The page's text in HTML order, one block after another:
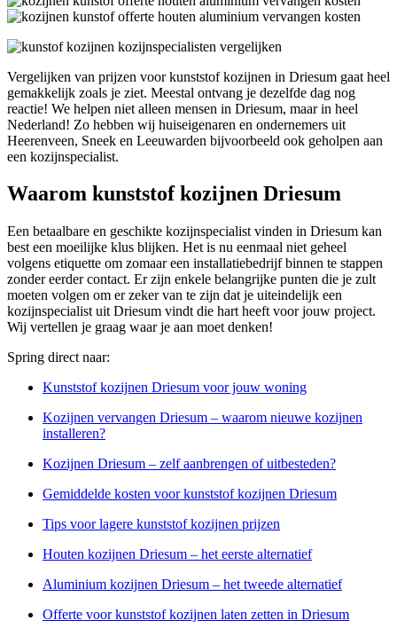
Vergelijken van prijzen voor kunststof kozijnen in Driesum gaat heel
gemakkelijk zoals je ziet. Meestal ontvang je dezelfde dag nog
reactie! We helpen niet alleen mensen in Driesum, maar in heel
Nederland! Zo hebben wij huiseigenaren en ondernemers uit
Heerenveen, Sneek en Leeuwarden bijvoorbeeld ook geholpen aan
een kozijnspecialist.
Waarom kunststof kozijnen Driesum
Een betaalbare en geschikte kozijnspecialist vinden in Driesum kan
best een moeilijke klus blijken. Het is nu eenmaal niet geheel
volgens etiquette om zomaar een installatiebedrijf binnen te stappen
zonder eerder contact. Er zijn enkele belangrijke punten die je zult
moeten volgen om er zeker van te zijn dat je uiteindelijk een
kozijnspecialist uit Driesum vindt die hart heeft voor jouw project.
Wij vertellen je graag waar je aan moet denken!
Spring direct naar:
Kunststof kozijnen Driesum voor jouw woning
Kozijnen vervangen Driesum – waarom nieuwe kozijnen
installeren?
Kozijnen Driesum – zelf aanbrengen of uitbesteden?
Gemiddelde kosten voor kunststof kozijnen Driesum
Tips voor lagere kunststof kozijnen prijzen
Houten kozijnen Driesum – het eerste alternatief
Aluminium kozijnen Driesum – het tweede alternatief
Offerte voor kunststof kozijnen laten zetten in Driesum